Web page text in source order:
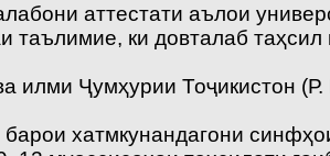
аттестати аълои
таълимие, ки довталаб
Ҷумҳурии Тоҷикистон
хатмкунандагони